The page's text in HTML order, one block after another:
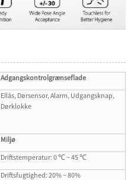
Adgangskontrolgrænseflade
Ellås, Dørsensor, Alarm, Udgangsknap,
Dørklokke
Miljø
Driftstemperatur: 0 ℃ ~ 45 ℃
Driftsfugtighed: 20% ~ 80%